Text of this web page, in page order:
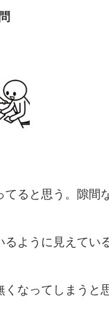
てると思う。隙間
るように見えてい
くなってしまうと